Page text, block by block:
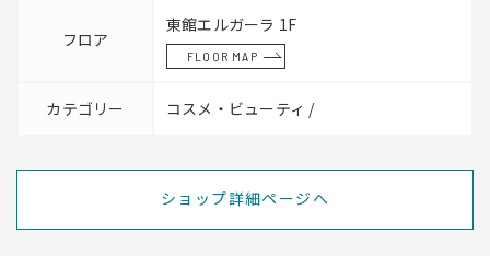
フロア
東館エルガーラ 1F
FLOOR MAP
カテゴリー コスメ・ビューティ /
ショップ詳細ページへ